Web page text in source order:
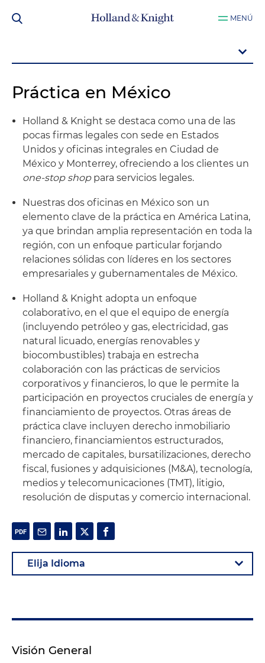
MENÚ
Práctica en México
Holland & Knight se destaca como una de las
pocas firmas legales con sede en Estados
Unidos y oficinas integrales en Ciudad de
México y Monterrey, ofreciendo a los clientes un
one-stop shoppara servicios legales.
Nuestras dos oficinas en México son un
elemento clave de la práctica en América Latina,
ya que brindan amplia representación en toda la
región, con un enfoque particular forjando
relaciones sólidas con líderes en los sectores
empresariales y gubernamentales de México.
Holland & Knight adopta un enfoque
colaborativo, en el que el equipo de energía
(incluyendo petróleo y gas, electricidad, gas
natural licuado, energías renovables y
biocombustibles) trabaja en estrecha
colaboración con las prácticas de servicios
corporativos y financieros, lo que le permite la
participación en proyectos cruciales de energía y
financiamiento de proyectos. Otras áreas de
práctica clave incluyen derecho inmobiliario
financiero, financiamientos estructurados,
mercado de capitales, bursatilizaciones, derecho
fiscal, fusiones y adquisiciones (M&A), tecnología,
medios y telecomunicaciones (TMT), litigio,
resolución de disputas y comercio internacional.
Visión General